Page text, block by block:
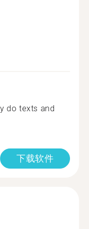
do texts and
下载软件